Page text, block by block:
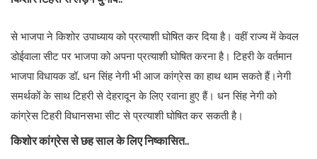
से भाजपा ने किशोर उपाध्याय को प्रत्याशी घोषित कर दिया है। वहीं राज्य में केवल
डोईवाला सीट पर भाजपा को अपना प्रत्याशी घोषित करना है। टिहरी के वर्तमान
भाजपा विधायक डॉ. धन सिंह नेगी भी आज कांग्रेस का हाथ थाम सकते हैं।नेगी
समर्थकों के साथ टिहरी से देहरादून के लिए रवाना हुए हैं। धन सिंह नेगी को
कांग्रेस टिहरी विधानसभा सीट से प्रत्याशी घोषित कर सकती है।
किशोर कांग्रेस से छह साल के लिए निष्कासित..